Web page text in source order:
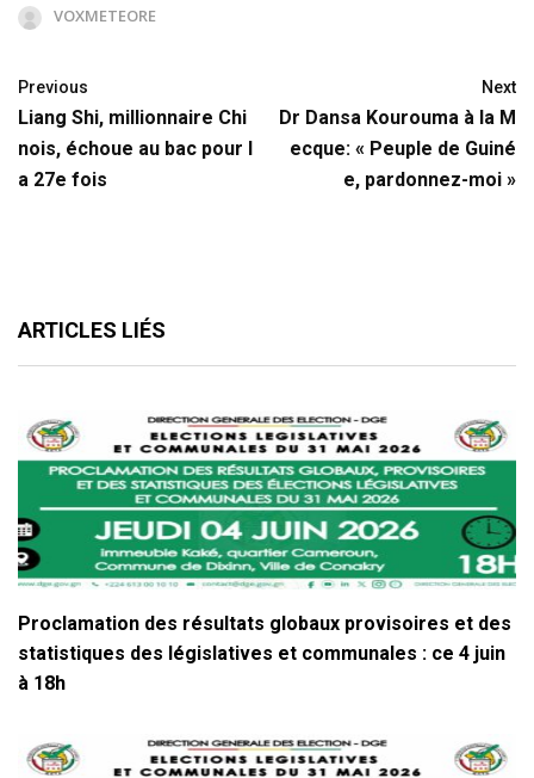
VOXMETEORE
Previous
Liang Shi, millionnaire Chi
nois, échoue au bac pour l
a 27e fois
Next
Dr Dansa Kourouma à la M
ecque: « Peuple de Guiné
e, pardonnez-moi »
ARTICLES LIÉS
Proclamation des résultats globaux provisoires et des
statistiques des législatives et communales : ce 4 juin
à 18h